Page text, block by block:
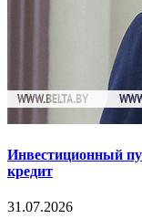
Инвестиционный
кредит
31.07.2026